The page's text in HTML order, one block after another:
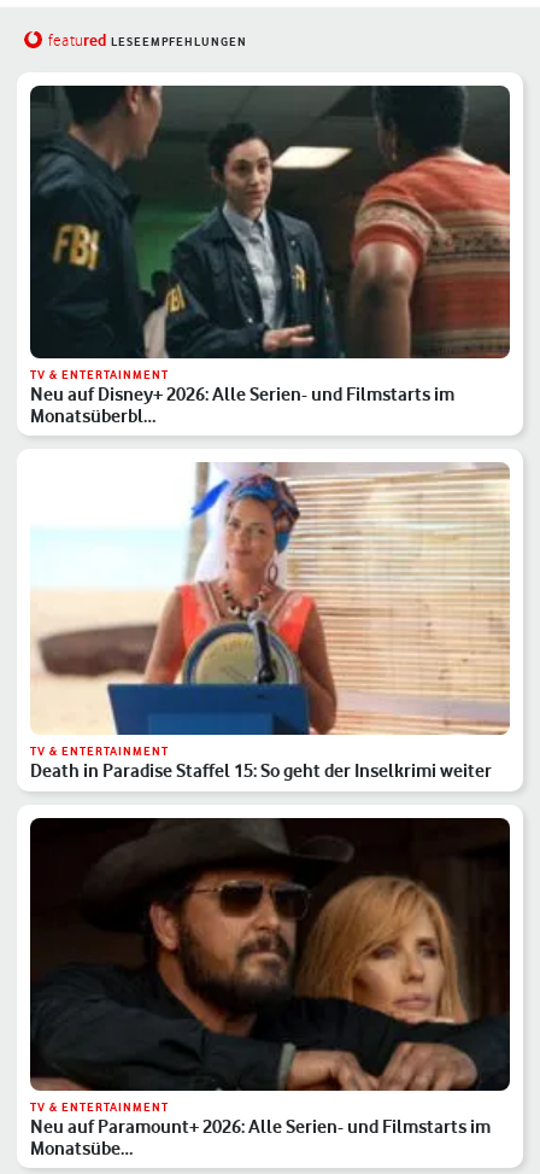
featured LESEEMPFEHLUNGEN
TV & ENTERTAINMENT
Neu auf Disney+ 2026: Alle Serien- und Filmstarts im
Monatsüberbl…
TV & ENTERTAINMENT
Death in Paradise Staffel 15: So geht der Inselkrimi weiter
TV & ENTERTAINMENT
Neu auf Paramount+ 2026: Alle Serien- und Filmstarts im
Monatsübe…